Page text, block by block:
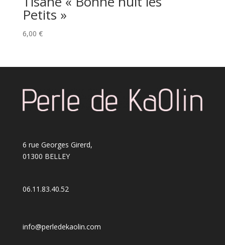
Petits »
6,00 €
6 rue Georges Girerd,
01300 BELLEY
06.11.83.40.52
info@perledekaolin.com